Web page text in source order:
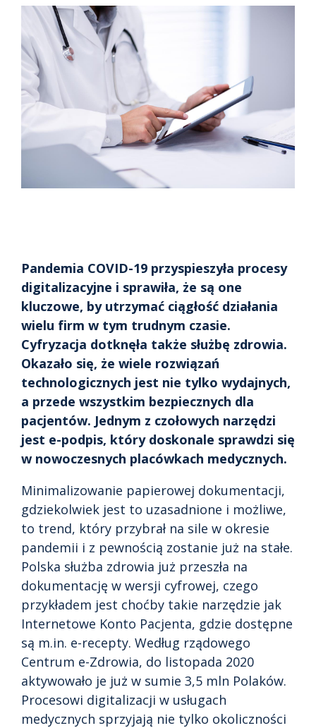
Autoryzacja i cyfrowe podpisywanie
eKatalog
– platforma zarządzania danymi produktowymi (PIM/MDM)
eArchive
– cyfrowe archiwum
eBOK
- elektroniczne biuro obsługi klienta
eTeczka
zauważalnie niższe.
Pandemia COVID-19 przyspieszyła procesy
digitalizacyjne i sprawiła, że są one
kluczowe, by utrzymać ciągłość działania
wielu firm w tym trudnym czasie.
Cyfryzacja dotknęła także służbę zdrowia.
Okazało się, że wiele rozwiązań
technologicznych jest nie tylko wydajnych,
a przede wszystkim bezpiecznych dla
pacjentów. Jednym z czołowych narzędzi
jest e-podpis, który doskonale sprawdzi się
w nowoczesnych placówkach medycznych.
Minimalizowanie papierowej dokumentacji,
gdziekolwiek jest to uzasadnione i możliwe,
to trend, który przybrał na sile w okresie
pandemii i z pewnością zostanie już na stałe.
Polska służba zdrowia już przeszła na
dokumentację w wersji cyfrowej, czego
przykładem jest choćby takie narzędzie jak
Internetowe Konto Pacjenta, gdzie dostępne
są m.in. e-recepty. Według rządowego
Centrum e-Zdrowia, do listopada 2020
aktywowało je już w sumie 3,5 mln Polaków.
Procesowi digitalizacji w usługach
medycznych sprzyjają nie tylko okoliczności